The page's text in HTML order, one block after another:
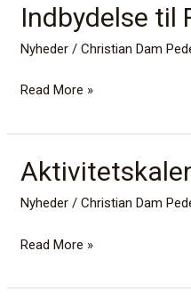
Indbydelse til
Nyheder /Christian Dam
Indbydelse
Fastelavn
2025
Read More »
Nyheder /Christian Dam
Aktivitetskalender
Read More »